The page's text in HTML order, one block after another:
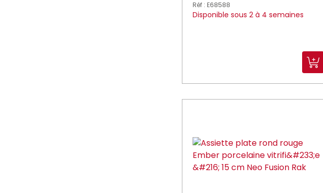
Réf : E68588
Disponible sous 2 à 4 semaines